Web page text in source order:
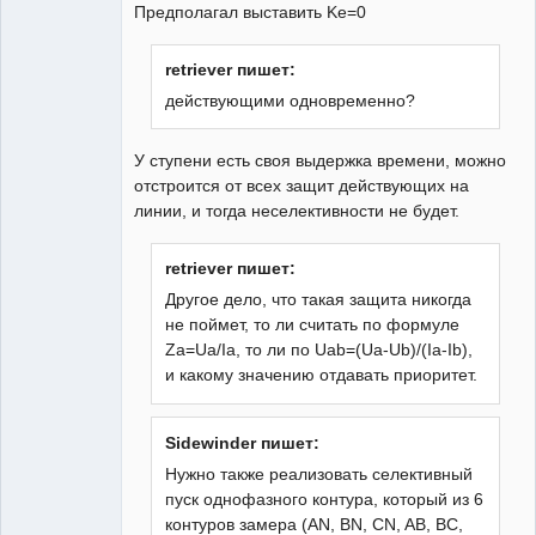
Предполагал выставить Ke=0
retriever пишет:
действующими одновременно?
У ступени есть своя выдержка времени, можно
отстроится от всех защит действующих на
линии, и тогда неселективности не будет.
retriever пишет:
Другое дело, что такая защита никогда
не поймет, то ли считать по формуле
Za=Ua/Ia, то ли по Uab=(Ua-Ub)/(Ia-Ib),
и какому значению отдавать приоритет.
Sidewinder пишет:
Нужно также реализовать селективный
пуск однофазного контура, который из 6
контуров замера (АN, BN, CN, AB, BC,